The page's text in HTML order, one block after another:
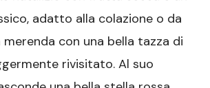
frutta
adatto alla colazione o da
con una bella tazza di
rivisitato. Al suo